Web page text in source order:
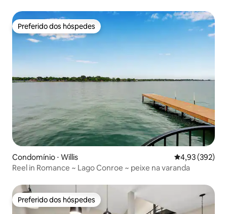
Preferido dos hóspedes
Preferido dos hóspedes
Condomínio ⋅ Willis 4,93 de uma
4,93 (392)
Reel in Romance ~ Lago Conroe ~ peixe na varanda
Preferido dos hóspedes
Preferido dos hóspedes